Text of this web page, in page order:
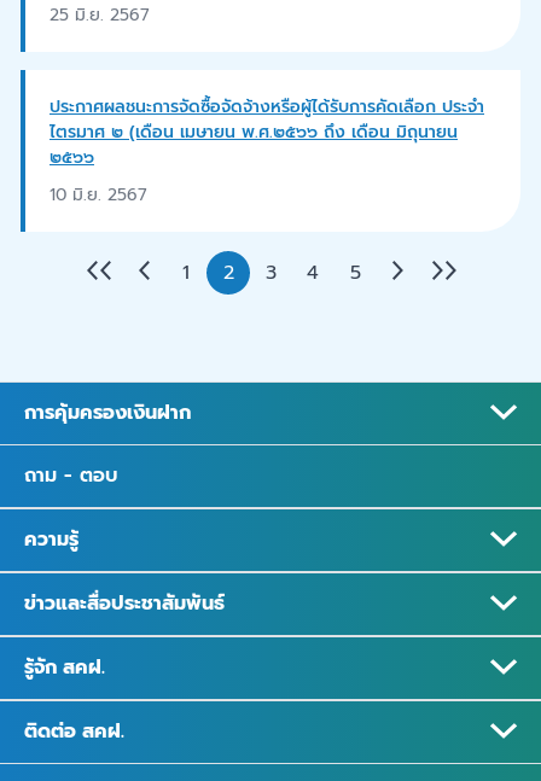
25 มิ.ย. 2567
ประกาศผลชนะการจัดซื้อจัดจ้างหรือผู้ได้รับการคัดเลือก ประจำ
ไตรมาศ ๒ (เดือน เมษายน พ.ศ.๒๕๖๖ ถึง เดือน มิถุนายน
๒๕๖๖
10 มิ.ย. 2567
1 2 3 4 5
การคุ้มครองเงินฝาก
ถาม - ตอบ
ความรู้
ข่าวและสื่อประชาสัมพันธ์
รู้จัก สคฝ.
ติดต่อ สคฝ.